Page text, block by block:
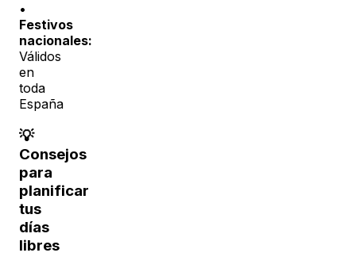
•
Festivos
nacionales:
Válidos
en
toda
España
💡
Consejos
para
planificar
tus
días
libres